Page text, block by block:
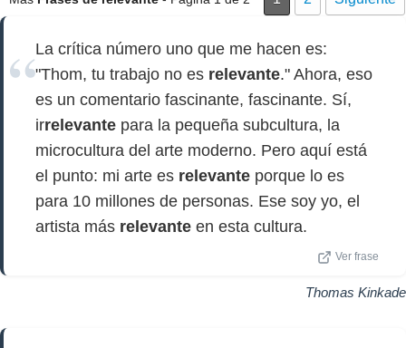
La crítica número uno que me hacen es:
"Thom, tu trabajo no es relevante." Ahora, eso
es un comentario fascinante, fascinante. Sí,
irrelevante para la pequeña subcultura, la
microcultura del arte moderno. Pero aquí está
el punto: mi arte es relevante porque lo es
para 10 millones de personas. Ese soy yo, el
artista más relevante en esta cultura.
Ver frase
Thomas Kinkade